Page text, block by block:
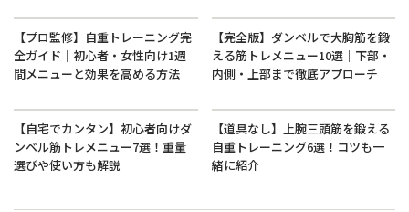
【プロ監修】自重トレーニング完
全ガイド｜初心者・女性向け1週
間メニューと効果を高める方法
【完全版】ダンベルで大胸筋を鍛
える筋トレメニュー10選｜下部・
内側・上部まで徹底アプローチ
【自宅でカンタン】初心者向けダ
ンベル筋トレメニュー7選！重量
選びや使い方も解説
【道具なし】上腕三頭筋を鍛える
自重トレーニング6選！コツも一
緒に紹介